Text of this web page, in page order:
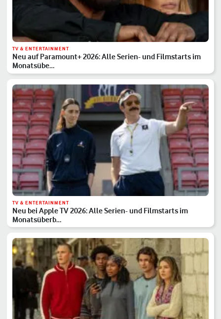
TV & ENTERTAINMENT
Neu auf Paramount+ 2026: Alle Serien- und Filmstarts im
Monatsübe…
TV & ENTERTAINMENT
Neu bei Apple TV 2026: Alle Serien- und Filmstarts im
Monatsüberb…